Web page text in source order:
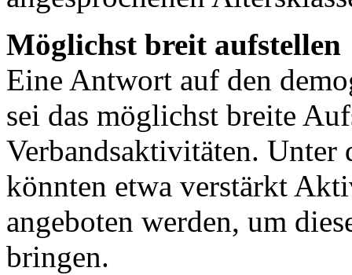
Möglichst breit aufstellen
Eine Antwort auf den
sei das möglichst breite
Verbandsaktivitäten. Unter
könnten etwa verstärkt
angeboten werden, um
bringen.